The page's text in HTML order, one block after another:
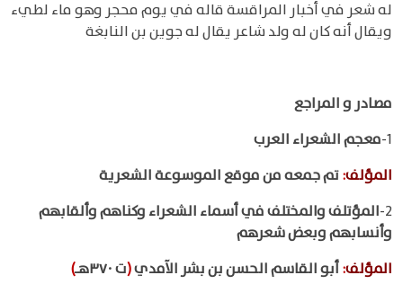
له شعر في أخبار المراقسة قاله في يوم محجر وهو ماء لطيء
ويقال أنه كان له ولد شاعر يقال له جوين بن النابغة
مصادر و المراجع
1- معجم الشعراء العرب
المؤلف:تم جمعه من موقع الموسوعة الشعرية
2- المؤتلف والمختلف في أسماء الشعراء وكناهم وألقابهم
وأنسابهم وبعض شعرهم
المؤلف:أبو القاسم الحسن بن بشر الآمدي(ت ٣٧٠هـ
)